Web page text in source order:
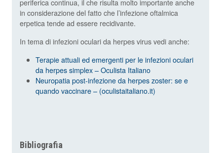
periferica continua, il che risulta molto importante anche
in considerazione del fatto che l’infezione oftalmica
erpetica tende ad essere recidivante.
In tema di infezioni oculari da herpes virus vedi anche:
Terapie attuali ed emergenti per le infezioni oculari
da herpes simplex – Oculista Italiano
Neuropatia post-infezione da herpes zoster: se e
quando vaccinare – (oculistaitaliano.it)
Bibliografia